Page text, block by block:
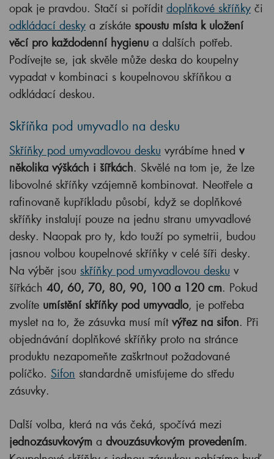
opak je pravdou. Stačí si pořídit doplňkové skříňky či
odkládací desky a získáte spoustu místa k uložení
věcí pro každodenní hygienu a dalších potřeb.
Podívejte se, jak skvěle může deska do koupelny
vypadat v kombinaci s koupelnovou skříňkou a
odkládací deskou.
Skříňka pod umyvadlo na desku
Skříňky pod umyvadlovou desku vyrábíme hned v
několika výškách i šířkách. Skvělé na tom je, že lze
libovolné skříňky vzájemně kombinovat. Neotřele a
rafinovaně kupříkladu působí, když se doplňkové
skříňky instalují pouze na jednu stranu umyvadlové
desky. Naopak pro ty, kdo touží po symetrii, budou
jasnou volbou koupelnové skříňky v celé šíři desky.
Na výběr jsou skříňky pod umyvadlovou desku v
šířkách 40, 60, 70, 80, 90, 100 a 120 cm. Pokud
zvolíte umístění skříňky pod umyvadlo, je potřeba
myslet na to, že zásuvka musí mít výřez na sifon. Při
objednávání doplňkové skříňky proto na stránce
produktu nezapomeňte zaškrtnout požadované
políčko. Sifon standardně umisťujeme do středu
zásuvky.
Další volba, která na vás čeká, spočívá mezi
jednozásuvkovým a dvouzásuvkovým provedením.